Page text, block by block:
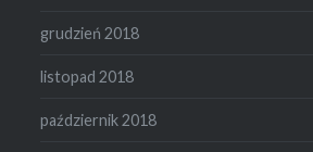
grudzień 2018
listopad 2018
październik 2018